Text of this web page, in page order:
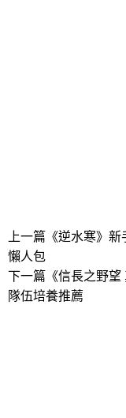
上一篇 《逆水寒》
懶人包
下一篇 《信長之野
隊伍培養推薦